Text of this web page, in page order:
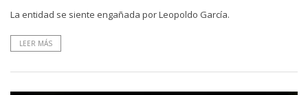
La entidad se siente engañada por Leopoldo García.
LEER MÁS